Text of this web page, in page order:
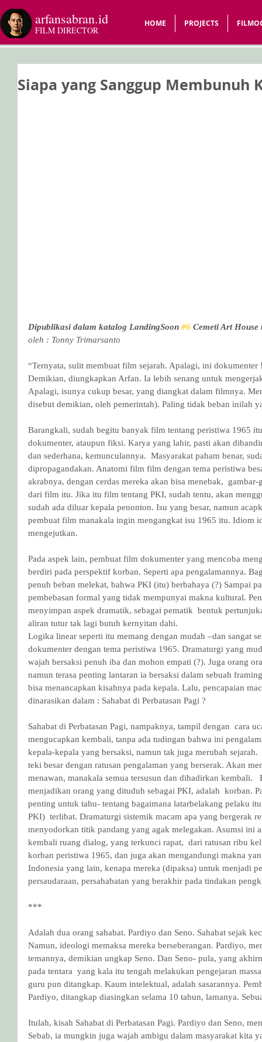
arfansabran.id
FILM DIRECTOR
HOME PROJECTS
Siapa yang Sanggup Membunuh
Dipublikasi dalam katalog LandingSoon #6 Cemeti Art House
oleh : Tonny Trimarsanto
“Ternyata, sulit membuat film sejarah. Apalagi, ini dokumenter
Demikian, diungkapkan Arfan. Ia lebih senang untuk
Apalagi, isunya cukup besar, yang diangkat dalam filmnya.
disebut demikian, oleh pemerintah). Paling tidak beban inilah
Barangkali, sudah begitu banyak film tentang peristiwa 1965
dokumenter, ataupun fiksi. Karya yang lahir, pasti akan
dan sederhana, kemunculannya.  Masyarakat paham benar,
dipropagandakan. Anatomi film film dengan tema peristiwa
akrabnya, dengan cerdas mereka akan bisa menebak,
dari film itu. Jika itu film tentang PKI, sudah tentu, akan
sudah ada diluar kepala penonton. Isu yang besar, namun
pembuat film manakala ingin mengangkat isu 1965 itu. Idiom
mengejutkan.
Pada aspek lain, pembuat film dokumenter yang mencoba
berdiri pada perspektif korban. Seperti apa pengalamannya.
penuh beban melekat, bahwa PKI (itu) berbahaya (?) Sampai
pembebasan formal yang tidak mempunyai makna kultural.
menyimpan aspek dramatik, sebagai pematik  bentuk
aliran tutur tak lagi butuh kernyitan dahi.
Logika linear seperti itu memang dengan mudah –dan sangat
dokumenter dengan tema peristiwa 1965. Dramaturgi yang
wajah bersaksi penuh iba dan mohon empati (?). Juga orang
namun terasa penting lantaran ia bersaksi dalam sebuah
bisa menancapkan kisahnya pada kepala. Lalu, pencapaian
dinarasikan dalam : Sahabat di Perbatasan Pagi ?
Sahabat di Perbatasan Pagi, nampaknya, tampil dengan  cara
mengucapkan kembali, tanpa ada tudingan bahwa ini
kepala-kepala yang bersaksi, namun tak juga merubah
teki besar dengan ratusan pengalaman yang berserak. Akan
menawan, manakala semua tersusun dan dihadirkan kembali.
menjadikan orang yang dituduh sebagai PKI, adalah  korban.
penting untuk tahu- tentang bagaimana latarbelakang pelaku
PKI)  terlibat. Dramaturgi sistemik macam apa yang bergerak
menyodorkan titik pandang yang agak melegakan. Asumsi ini
kembali ruang dialog, yang terkunci rapat,  dari ratusan ribu
korban peristiwa 1965, dan juga akan mengandungi makna
Indonesia yang lain, kenapa mereka (dipaksa) untuk menjadi
persaudaraan, persahabatan yang berakhir pada tindakan
***
Adalah dua orang sahabat. Pardiyo dan Seno. Sahabat sejak
Namun, ideologi memaksa mereka berseberangan. Pardiyo,
temannya, demikian ungkap Seno. Dan Seno- pula, yang
pada tentara  yang kala itu tengah melakukan pengejaran
guru pun ditangkap. Kaum intelektual, adalah sasarannya.
Pardiyo, ditangkap diasingkan selama 10 tahun, lamanya.
Itulah, kisah Sahabat di Perbatasan Pagi. Pardiyo dan Seno,
Sebab, ia mungkin juga wajah ambigu dalam masyarakat kita